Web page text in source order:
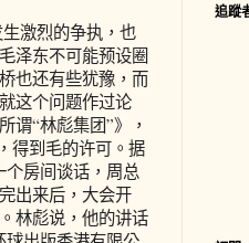
激烈的争执，也
泽东不可能预设圈
也还有些犹豫，而
这个问题作过论
“林彪集团”》，
得到毛的许可。据
房间谈话，周总
出来后，大会开
林彪说，他的讲话
追蹤